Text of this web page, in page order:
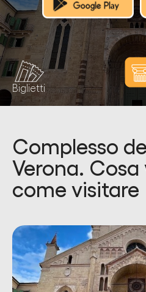
Biglietti
Complesso
Verona. Cosa
come visitare